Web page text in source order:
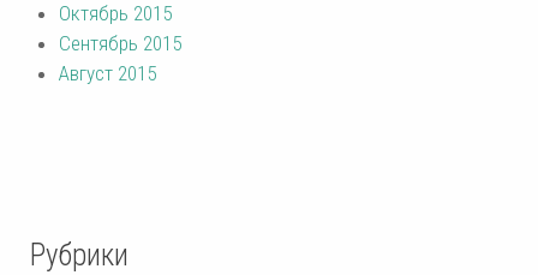
Октябрь 2015
Сентябрь 2015
Август 2015
Рубрики